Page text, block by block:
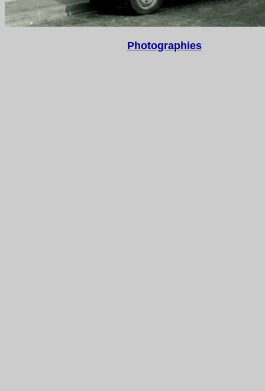
Photographies